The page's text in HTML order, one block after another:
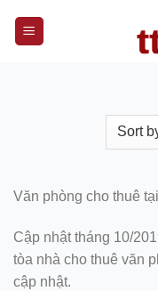
Văn phòng cho thuê
Cập nhật tháng 10/
tòa nhà cho thuê văn
cập nhật.